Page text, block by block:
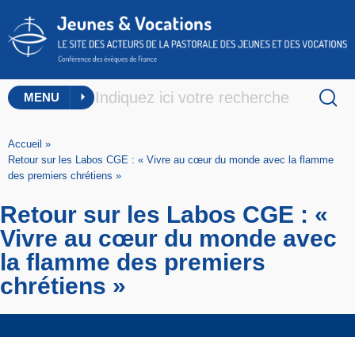
MENU
Accueil »
Retour sur les Labos CGE : « Vivre au cœur du monde avec la flamme
des premiers chrétiens »
Retour sur les Labos CGE : «
Vivre au cœur du monde avec
la flamme des premiers
chrétiens »